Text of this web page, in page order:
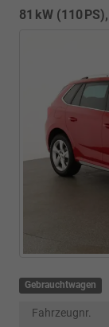
81 kW (110
Gebrauchtwagen
Fahrzeugnr.